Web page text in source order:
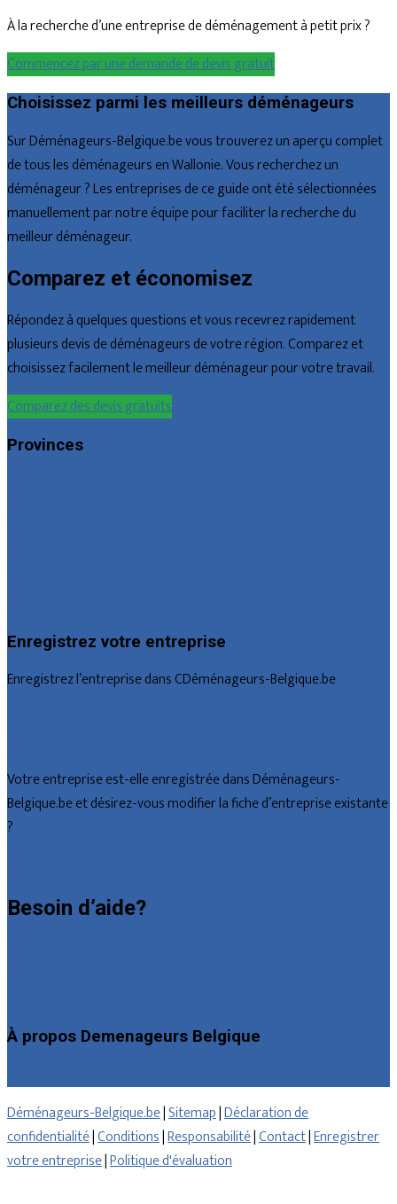
À la recherche d’une entreprise de déménagement à petit prix ?
Commencez par une demande de devis gratuit
Choisissez parmi les meilleurs déménageurs
Sur Déménageurs-Belgique.be vous trouverez un aperçu complet
de tous les déménageurs en Wallonie. Vous recherchez un
déménageur ? Les entreprises de ce guide ont été sélectionnées
manuellement par notre équipe pour faciliter la recherche du
meilleur déménageur.
Comparez et économisez
Répondez à quelques questions et vous recevrez rapidement
plusieurs devis de déménageurs de votre région. Comparez et
choisissez facilement le meilleur déménageur pour votre travail.
Comparez des devis gratuits
Provinces
Enregistrez votre entreprise
Enregistrez l’entreprise dans CDéménageurs-Belgique.be
Votre entreprise est-elle enregistrée dans Déménageurs-
Belgique.be et désirez-vous modifier la fiche d’entreprise existante
?
Besoin d’aide?
À propos Demenageurs Belgique
Déménageurs-Belgique.be|Sitemap|Déclaration de
confidentialité|Conditions|Responsabilité|Contact|Enregistrer
votre entreprise|Politique d'évaluation